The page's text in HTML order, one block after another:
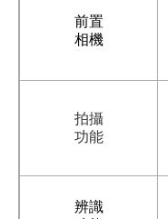
前置
相機
拍攝
功能
辨識